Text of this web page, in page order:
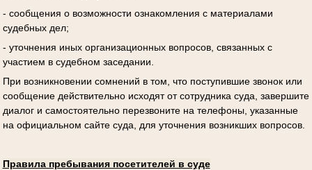
- сообщения о возможности ознакомления с материалами
судебных дел;
- уточнения иных организационных вопросов, связанных с
участием в судебном заседании.
При возникновении сомнений в том, что поступившие звонок или
сообщение действительно исходят от сотрудника суда, завершите
диалог и самостоятельно перезвоните на телефоны, указанные
на официальном сайте суда, для уточнения возникших вопросов.
Правила пребывания посетителей в суде